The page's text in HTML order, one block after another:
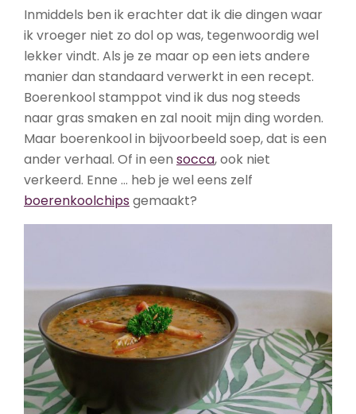
Inmiddels ben ik erachter dat ik die dingen waar
ik vroeger niet zo dol op was, tegenwoordig wel
lekker vindt. Als je ze maar op een iets andere
manier dan standaard verwerkt in een recept.
Boerenkool stamppot vind ik dus nog steeds
naar gras smaken en zal nooit mijn ding worden.
Maar boerenkool in bijvoorbeeld soep, dat is een
ander verhaal. Of in een socca, ook niet
verkeerd. Enne … heb je wel eens zelf
boerenkoolchips gemaakt?